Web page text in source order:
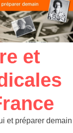
et
et préparer demain